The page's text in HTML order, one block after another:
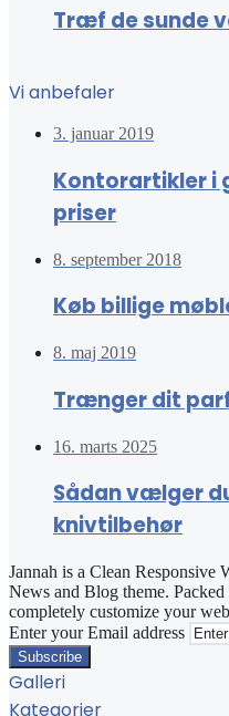
Træf de sunde
Vi anbefaler
3. januar 2019
Kontorartikler i
priser
8. september 2018
Køb billige
8. maj 2019
Trænger dit
16. marts 2025
Sådan vælger
knivtilbehør
Jannah is a Clean Responsive
News and Blog theme.
completely customize your
Enter your Email address
Galleri
Kategorier